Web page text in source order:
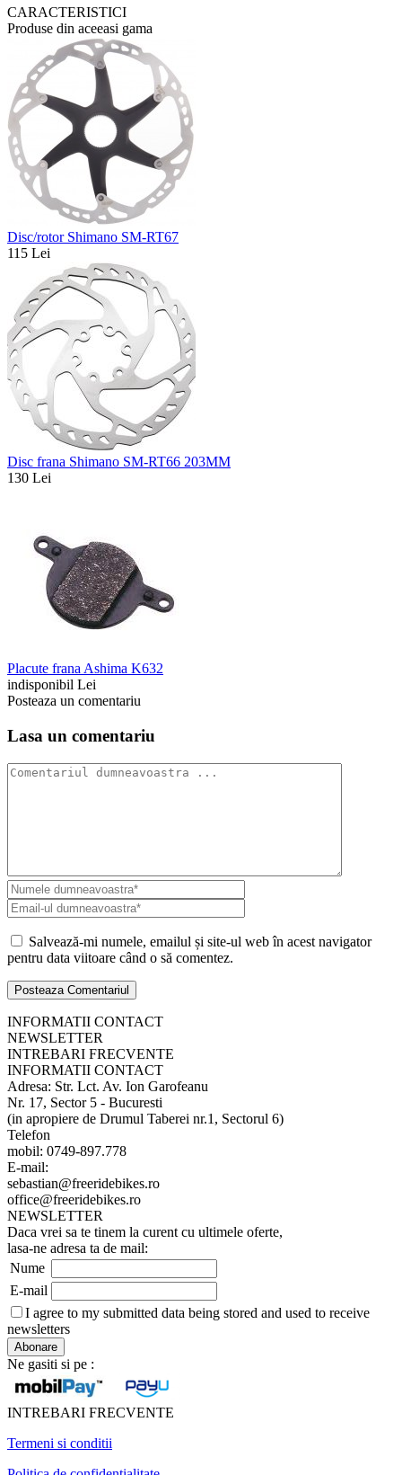
CARACTERISTICI
Produse din aceeasi gama
Disc/rotor Shimano SM-RT67
115 Lei
Disc frana Shimano SM-RT66 203MM
130 Lei
Placute frana Ashima K632
indisponibil Lei
Posteaza un comentariu
Lasa un comentariu
Salvează-mi numele, emailul și site-ul web în acest navigator
pentru data viitoare când o să comentez.
INFORMATII CONTACT
NEWSLETTER
INTREBARI FRECVENTE
INFORMATII CONTACT
Adresa: Str. Lct. Av. Ion Garofeanu
Nr. 17, Sector 5 - Bucuresti
(in apropiere de Drumul Taberei nr.1, Sectorul 6)
Telefon
mobil: 0749-897.778
E-mail:
sebastian@freeridebikes.ro
office@freeridebikes.ro
NEWSLETTER
Daca vrei sa te tinem la curent cu ultimele oferte,
lasa-ne adresa ta de mail:
Nume
E-mail
I agree to my submitted data being stored and used to receive
newsletters
Ne gasiti si pe :
INTREBARI FRECVENTE
Termeni si conditii